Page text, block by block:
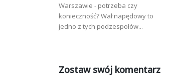
Warszawie - potrzeba czy
konieczność? Wał napędowy to
jedno z tych podzespołów...
Zostaw swój komentarz